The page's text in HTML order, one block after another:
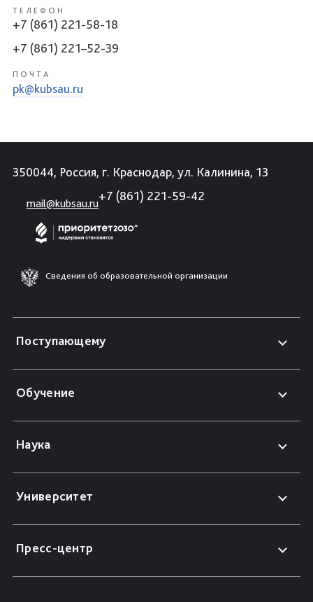
ТЕЛЕФОН
+7 (861) 221-58-18
+7 (861) 221–52-39
ПОЧТА
pk@kubsau.ru
350044, Россия, г. Краснодар, ул. Калинина, 13
mail@kubsau.ru
+7 (861) 221-59-42
Сведения об образовательной организации
Поступающему
Обучение
Наука
Университет
Пресс-центр